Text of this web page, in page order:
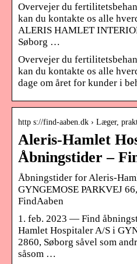
Overvejer du
kan du kontakte os alle
ALERIS HAMLET
Søborg …
Overvejer du
kan du kontakte os alle
dage om året for kunder i
http s://find-aaben.dk › Læger,
Aleris-Hamlet
Åbningstider –
Åbningstider for Aleris-
GYNGEMOSE PARKVEJ
FindAaben
1. feb. 2023 — Find
Hamlet Hospitaler A/S i
2860, Søborg såvel som
såsom …